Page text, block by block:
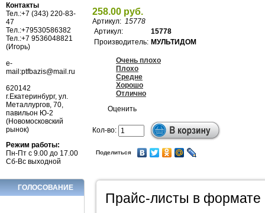
Контакты
Тел.:+7 (343) 220-83-
47
Тел.:+79530586382
Тел.:+7 9536048821
(Игорь)
e-
mail:ptfbazis@mail.ru
620142
г.Екатеринбург, ул.
Металлургов, 70,
павильон Ю-2
(Новомосковский
рынок)
Режим работы:
Пн-Пт с 9.00 до 17.00
Сб-Вс выходной
ГОЛОСОВАНИЕ
258.00 руб.
Артикул: 15778
Артикул:
15778
Производитель: МУЛЬТИДОМ
Очень плохо
Плохо
Средне
Хорошо
Отлично
Оценить
Кол-во:
Поделиться
Прайс-листы в формате